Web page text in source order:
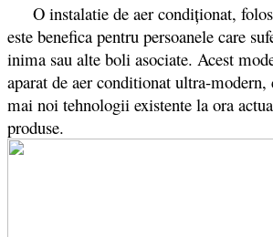
O instalatie de aer condiționat,
este benefica pentru persoanele care
inima sau alte boli asociate. Acest
aparat de aer conditionat ultra-modern,
mai noi tehnologii existente la ora
produse.